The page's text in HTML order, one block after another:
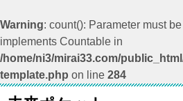
Warning: count(): Parameter must
implements Countable in
/home/ni3/mirai33.com/
template.php on line 284